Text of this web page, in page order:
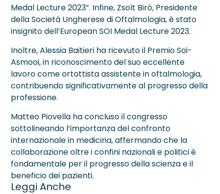
Medal Lecture 2023”. Infine, Zsolt Biró, Presidente
della Società Ungherese di Oftalmologia, è stato
insignito dell’European SOI Medal Lecture 2023.
Inoltre, Alessia Baitieri ha ricevuto il Premio Soi-
Asmooi, in riconoscimento del suo eccellente
lavoro come ortottista assistente in oftalmologia,
contribuendo significativamente al progresso della
professione.
Matteo Piovella ha concluso il congresso
sottolineando l’importanza del confronto
internazionale in medicina, affermando che la
collaborazione oltre i confini nazionali e politici è
fondamentale per il progresso della scienza e il
beneficio dei pazienti.
Leggi Anche